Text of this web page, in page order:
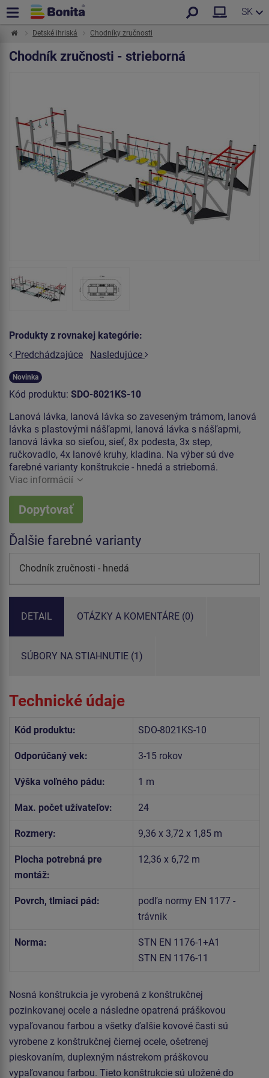
SK
Detské ihriská Chodníky zručnosti
Chodník zručnosti - strieborná
Produkty z rovnakej kategórie:
Predchádzajúce
Nasledujúce
Novinka
Kód produktu: SDO-8021KS-10
Lanová lávka, lanová lávka so zaveseným trámom, lanová
lávka s plastovými nášľapmi, lanová lávka s nášľapmi,
lanová lávka so sieťou, sieť, 8x podesta, 3x step,
ručkovadlo, 4x lanové kruhy, kladina. Na výber sú dve
farebné varianty konštrukcie - hnedá a strieborná.
Viac informácií
Dopytovať
Ďalšie farebné varianty
Chodník zručnosti - hnedá
DETAIL OTÁZKY A KOMENTÁRE (0)
SÚBORY NA STIAHNUTIE (1)
Technické údaje
Kód produktu: SDO-8021KS-10
Odporúčaný vek: 3-15 rokov
Výška voľného pádu: 1 m
Max. počet užívateľov: 24
Rozmery: 9,36 x 3,72 x 1,85 m
Plocha potrebná pre
montáž:
12,36 x 6,72 m
Povrch, tlmiaci pád:
podľa normy EN 1177 -
trávnik
Norma:
STN EN 1176-1+A1
STN EN 1176-11
Nosná konštrukcia je vyrobená z konštrukčnej
pozinkovanej ocele a následne opatrená práškovou
vypaľovanou farbou a všetky ďalšie kovové časti sú
vyrobene z konštrukčnej čiernej ocele, ošetrenej
pieskovaním, duplexným nástrekom práškovou
vypaľovanou farbou. Tieto konštrukcie sú uložené do